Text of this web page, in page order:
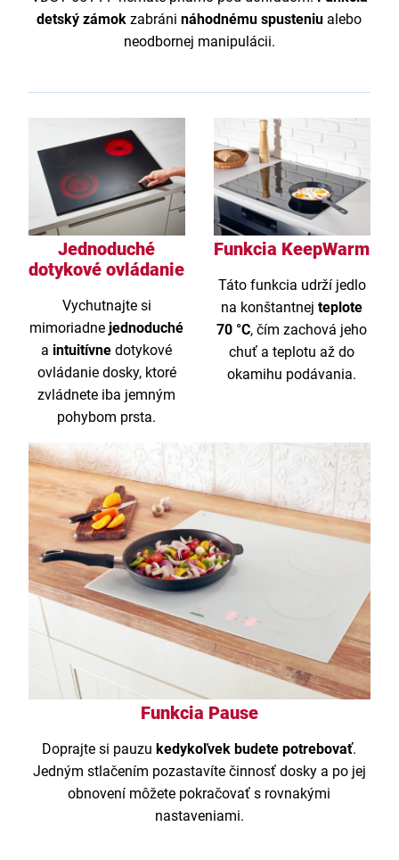
detský zámok zabránináhodnému spusteniu alebo
neodbornej manipulácii.
Jednoduché
dotykové ovládanie
Vychutnajte si
mimoriadnejednoduché
a intuitívnedotykové
ovládanie dosky, ktoré
zvládnete iba jemným
pohybom prsta.
Funkcia KeepWarm
Táto funkcia udrží jedlo
na konštantnejteplote
70 °C, čím zachová jeho
chuť a teplotu až do
okamihu podávania.
Funkcia Pause
Doprajte si pauzu kedykoľvek budete potrebovať.
Jedným stlačením pozastavíte činnosť dosky a po jej
obnovení môžete pokračovať s rovnakými
nastaveniami.